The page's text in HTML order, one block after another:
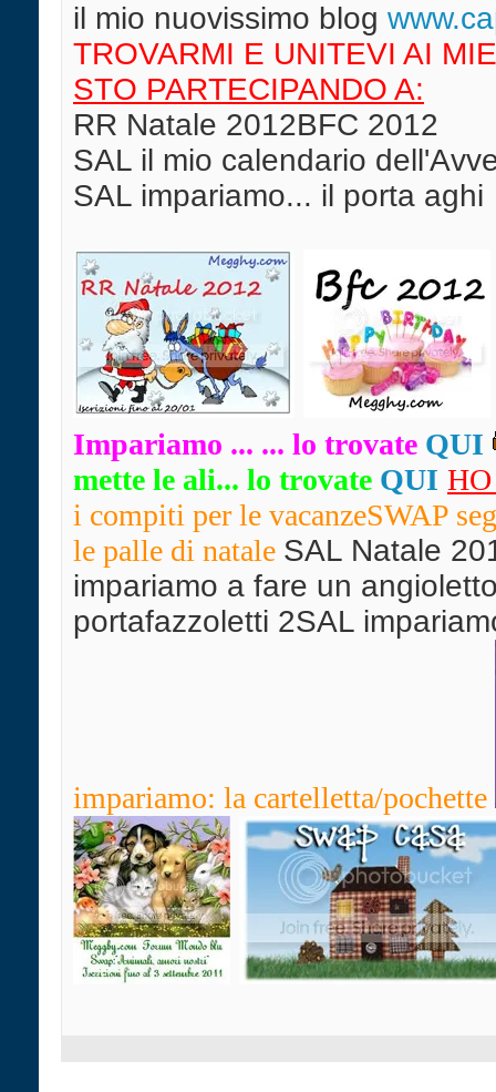
il mio nuovissimo blog w
TROVARMI E UNITEVI AI
STO PARTECIPANDO A:
RR Natale 2012BFC 2012
SAL il mio calendario
SAL impariamo... il porta aghi
Impariamo ... ... lo trovate QUI
mette le ali... lo trovate QUI
i compiti per le vacanzeSWAP
le palle di natale SAL Natale
impariamo a fare un
portafazzoletti 2SAL
impariamo: la cartelletta/pochette